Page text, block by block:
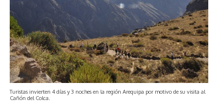
Turistas invierten 4 días y 3 noches en la región Arequipa por motivo de su visita al
Cañón del Colca.